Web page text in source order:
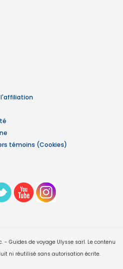
l'affiliation
témoins (Cookies)
- Guides de voyage Ulysse sarl. Le contenu
ni réutilisé sans autorisation écrite.